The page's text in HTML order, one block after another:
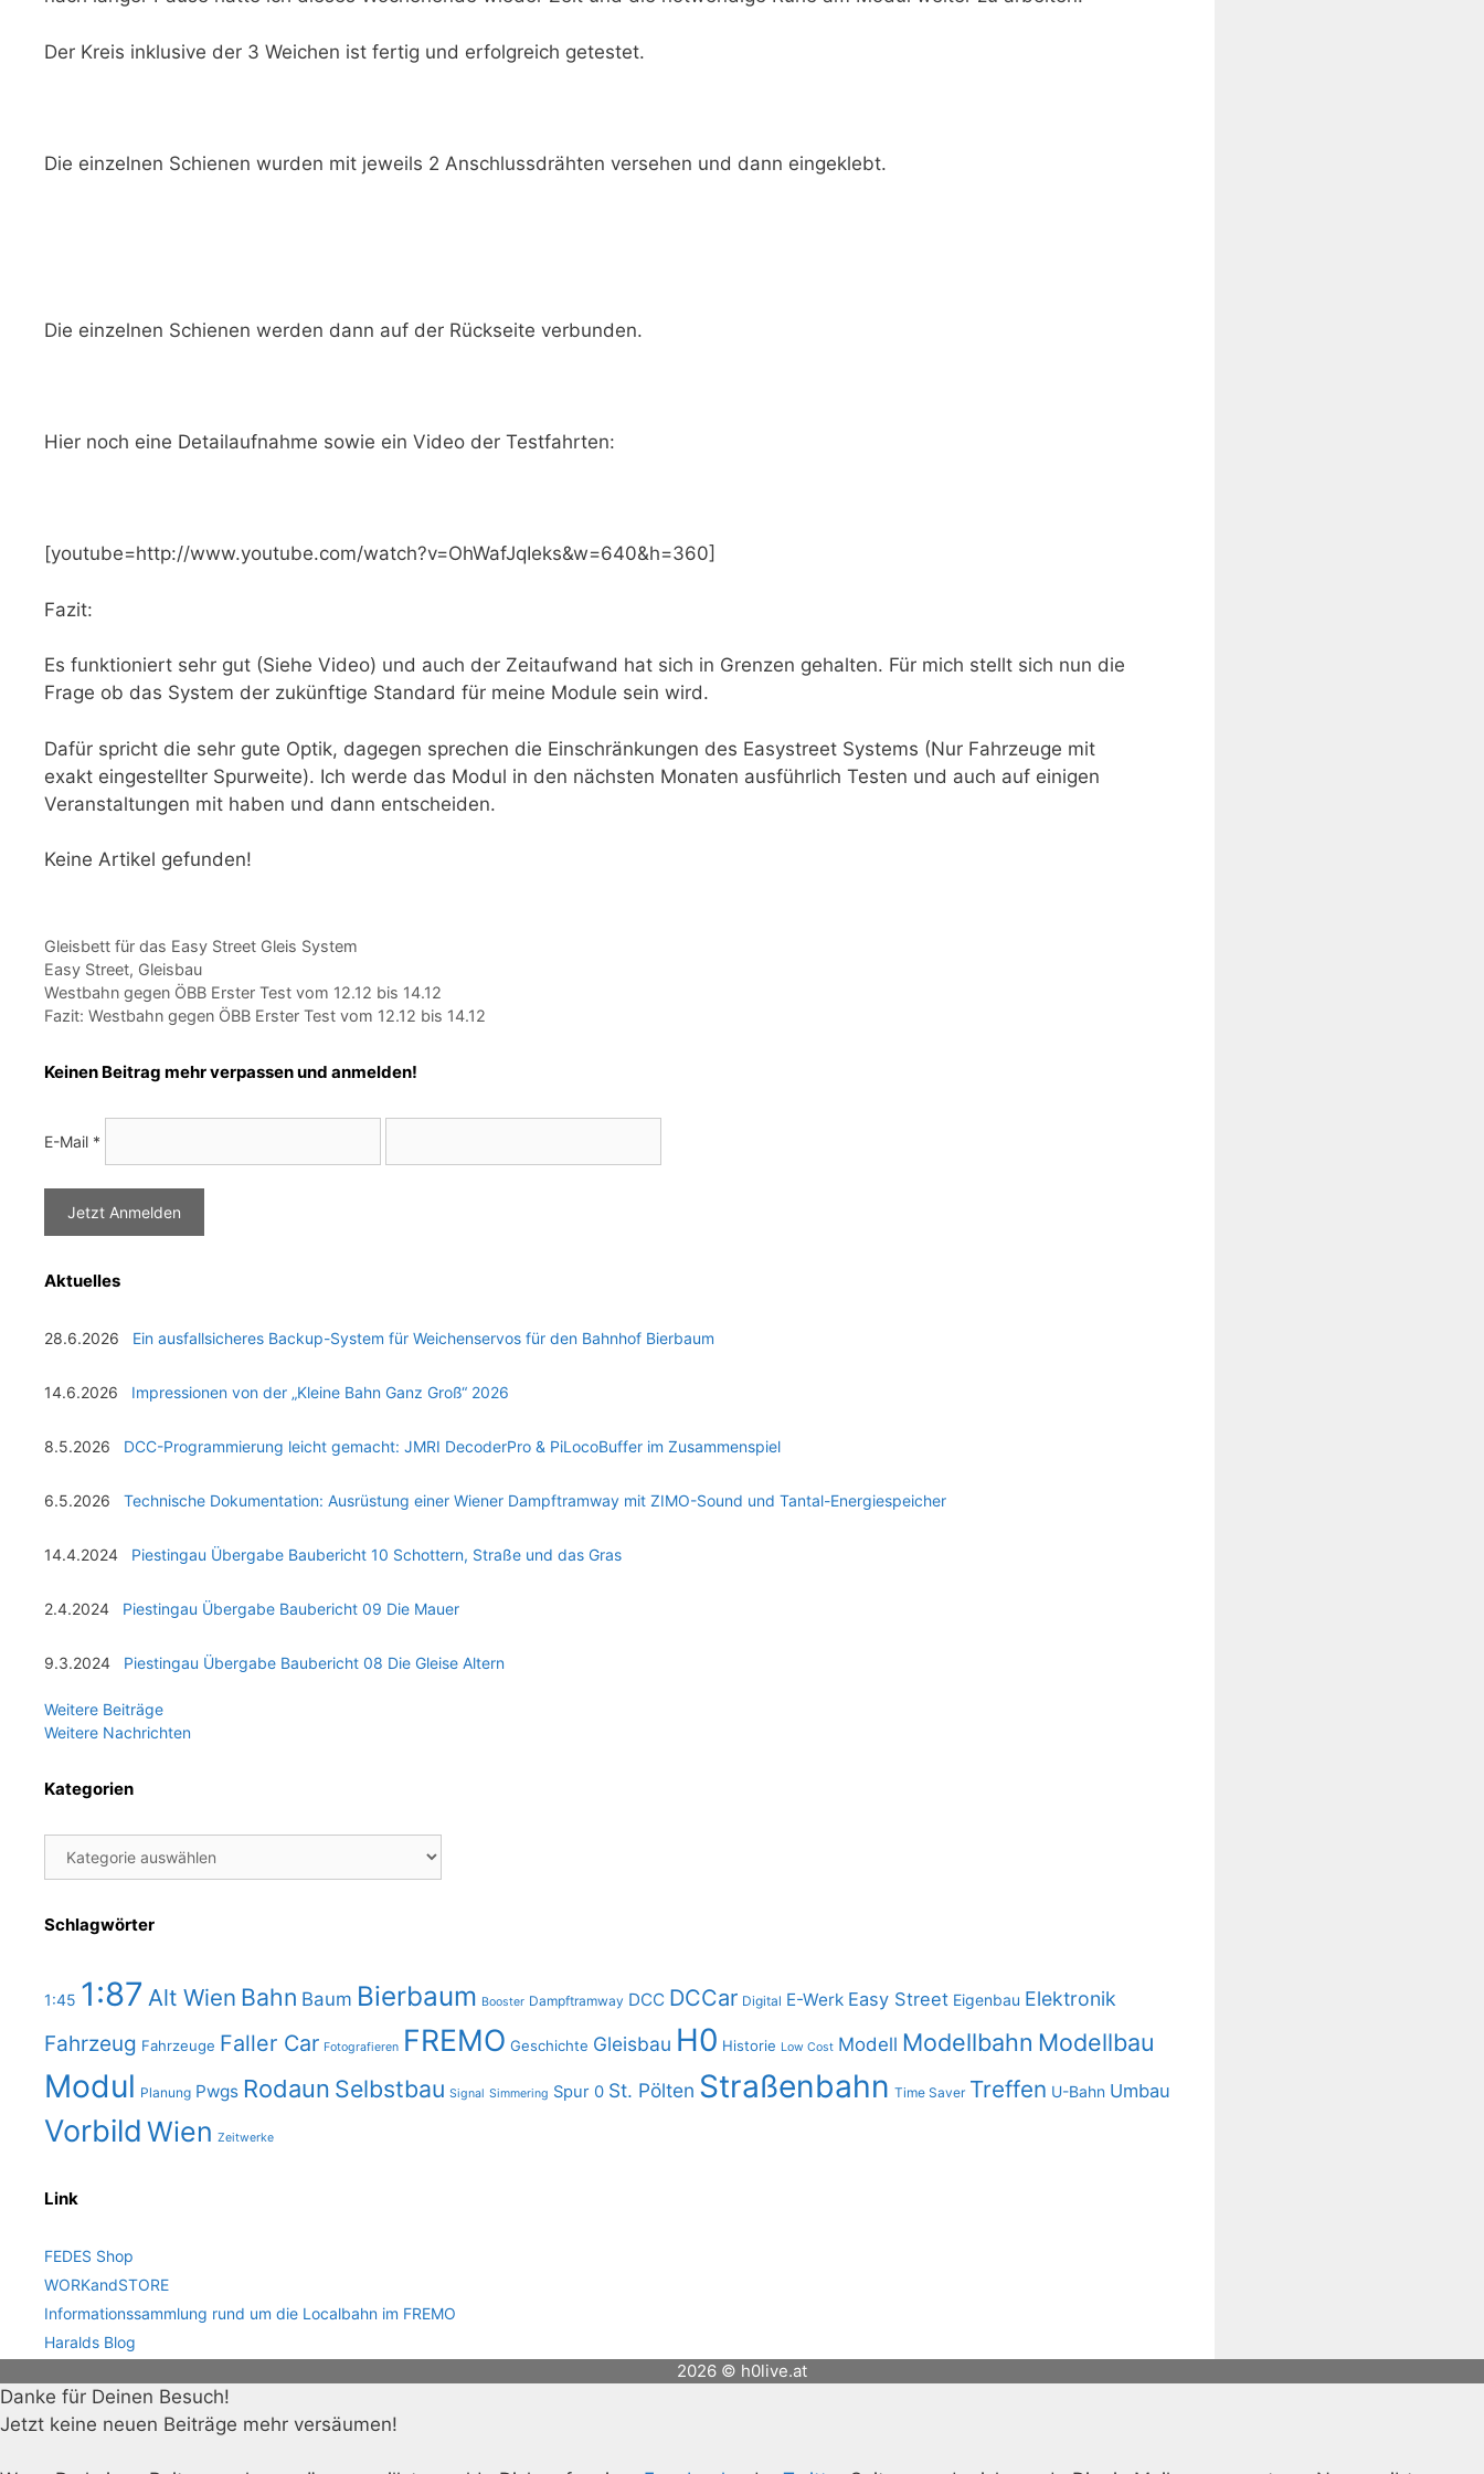
Der Kreis inklusive der 3 Weichen ist fertig und erfolgreich getestet.
Die einzelnen Schienen wurden mit jeweils 2 Anschlussdrähten versehen und dann eingeklebt.
Die einzelnen Schienen werden dann auf der Rückseite verbunden.
Hier noch eine Detailaufnahme sowie ein Video der Testfahrten:
[youtube=http://www.youtube.com/watch?v=OhWafJqIeks&w=640&h=360]
Fazit:
Es funktioniert sehr gut (Siehe Video) und auch der Zeitaufwand hat sich in Grenzen gehalten. Für mich stellt sich nun die
Frage ob das System der zukünftige Standard für meine Module sein wird.
Dafür spricht die sehr gute Optik, dagegen sprechen die Einschränkungen des Easystreet Systems (Nur Fahrzeuge mit
exakt eingestellter Spurweite). Ich werde das Modul in den nächsten Monaten ausführlich Testen und auch auf einigen
Veranstaltungen mit haben und dann entscheiden.
Keine Artikel gefunden!
Kategorien
Gleisbett für das Easy Street Gleis System
Schlagwörter
Easy Street, Gleisbau
Westbahn gegen ÖBB Erster Test vom 12.12 bis 14.12
Fazit: Westbahn gegen ÖBB Erster Test vom 12.12 bis 14.12
Keinen Beitrag mehr verpassen und anmelden!
E-Mail *
Aktuelles
28.6.2026 Ein ausfallsicheres Backup-System für Weichenservos für den Bahnhof Bierbaum
14.6.2026 Impressionen von der „Kleine Bahn Ganz Groß“ 2026
8.5.2026 DCC-Programmierung leicht gemacht: JMRI DecoderPro & PiLocoBuffer im Zusammenspiel
6.5.2026 Technische Dokumentation: Ausrüstung einer Wiener Dampftramway mit ZIMO-Sound und Tantal-Energiespeicher
14.4.2024 Piestingau Übergabe Baubericht 10 Schottern, Straße und das Gras
2.4.2024 Piestingau Übergabe Baubericht 09 Die Mauer
9.3.2024 Piestingau Übergabe Baubericht 08 Die Gleise Altern
Weitere Beiträge
Weitere Nachrichten
Kategorien
Schlagwörter
1:45 1:87 Alt Wien Bahn Baum Bierbaum Booster Dampftramway DCC DCCar Digital E-Werk Easy Street Eigenbau Elektronik
Fahrzeug Fahrzeuge Faller Car Fotografieren FREMO Geschichte Gleisbau H0 Historie Low Cost Modell Modellbahn Modellbau
Modul Planung Pwgs Rodaun Selbstbau Signal Simmering Spur 0 St. Pölten Straßenbahn Time Saver Treffen U-Bahn Umbau
Vorbild Wien Zeitwerke
Link
FEDES Shop
WORKandSTORE
Informationssammlung rund um die Localbahn im FREMO
Haralds Blog
2026 © h0live.at
Danke für Deinen Besuch!
Jetzt keine neuen Beiträge mehr versäumen!